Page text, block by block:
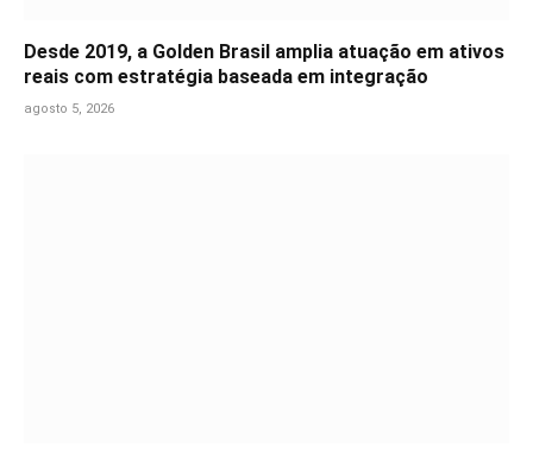
Desde 2019, a Golden Brasil amplia atuação em ativos
reais com estratégia baseada em integração
agosto 5, 2026